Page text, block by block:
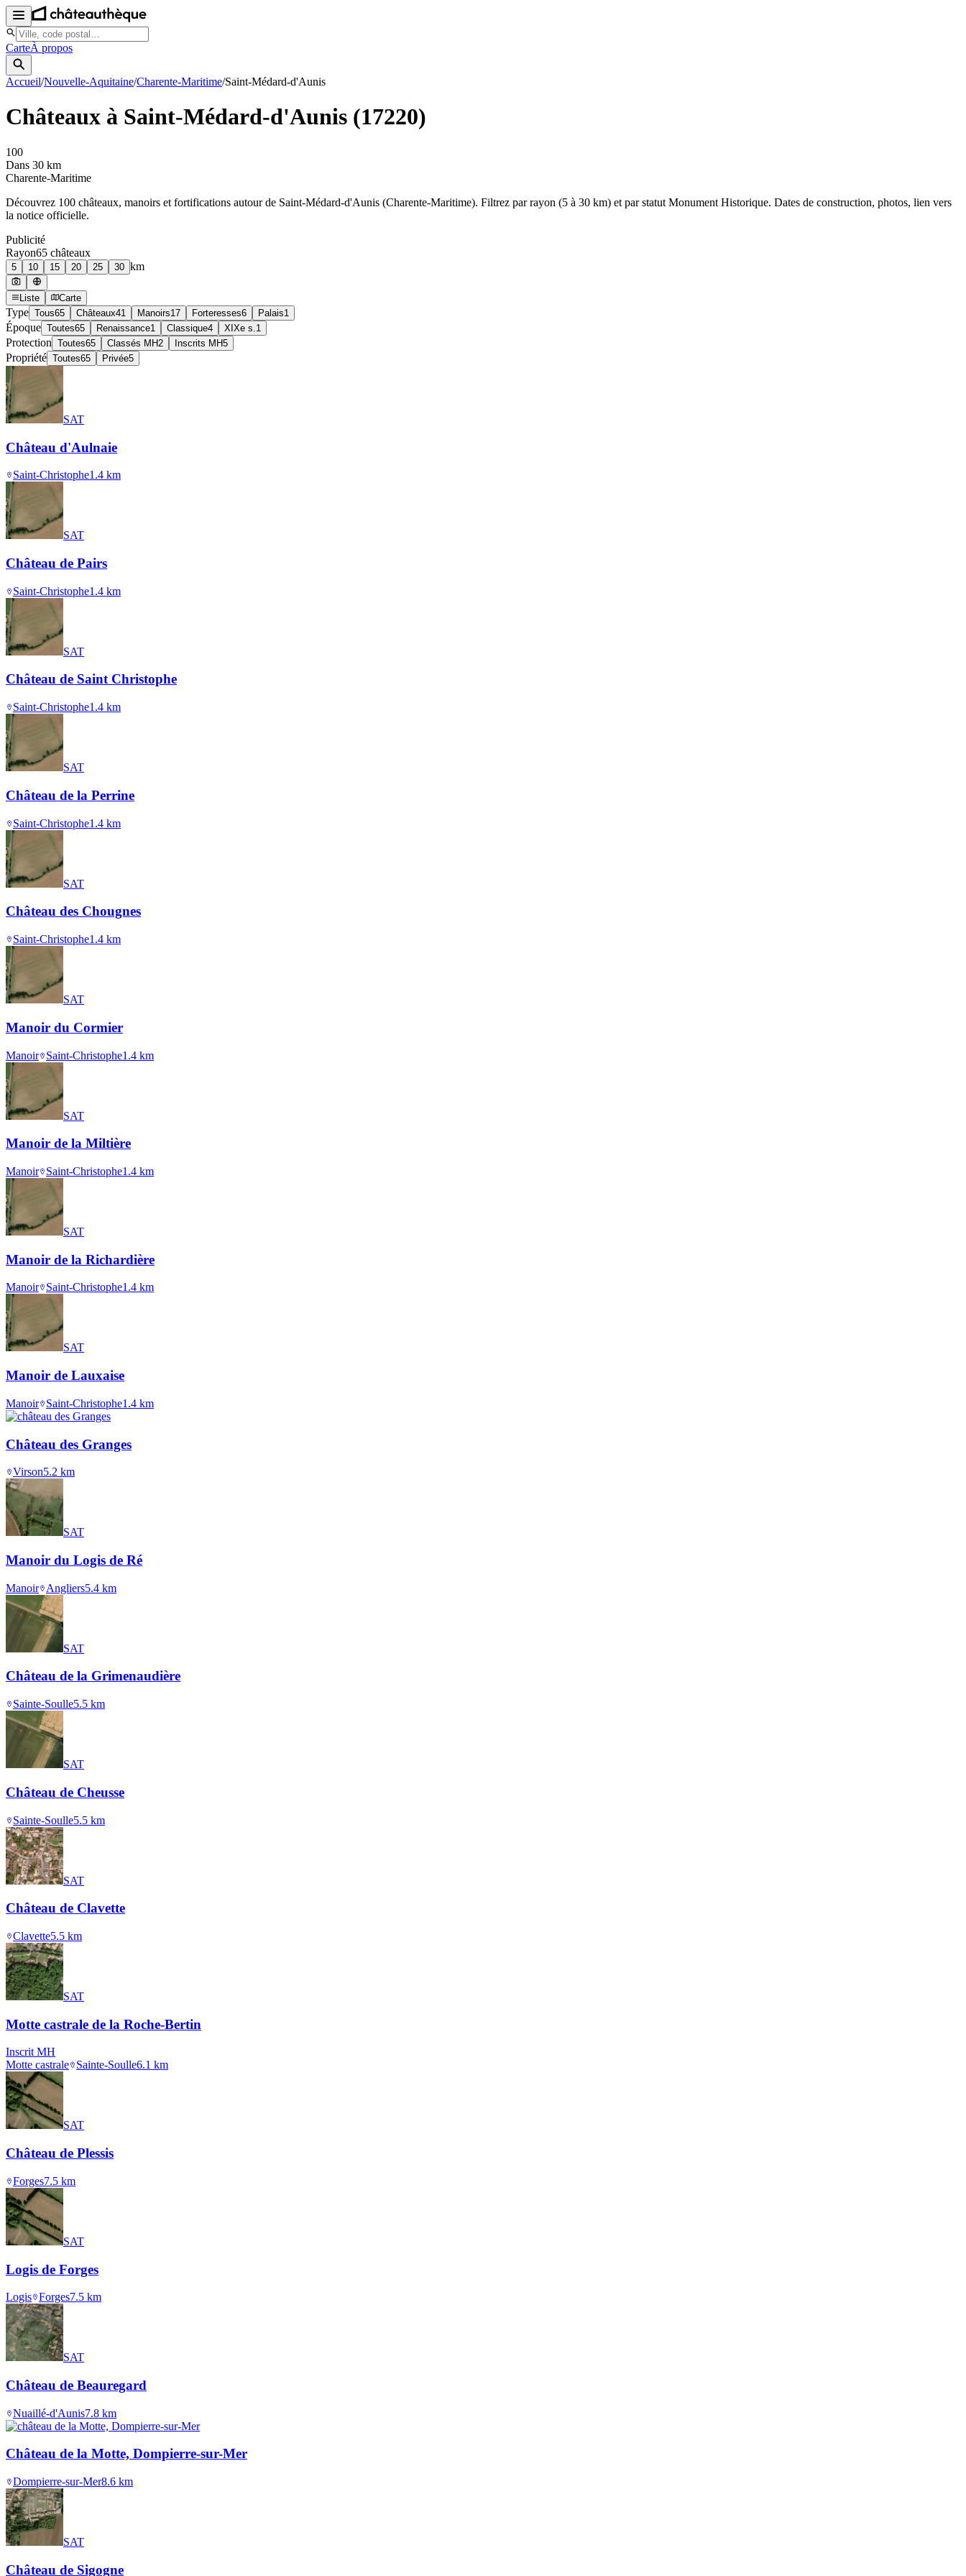
CarteÀ propos
Accueil/Nouvelle-Aquitaine/Charente-Maritime/Saint-Médard-d'Aunis
Châteaux à Saint-Médard-d'Aunis (17220)
100
Dans 30 km
Charente-Maritime
Découvrez 100 châteaux, manoirs et fortifications autour de Saint-Médard-d'Aunis (Charente-Maritime). Filtrez par rayon (5 à 30 km) et par statut Monument Historique. Dates de construction, photos, lien vers
la notice officielle.
Publicité
Rayon65 châteaux
5 10 15 20 25 30 km
Liste Carte
Type Tous65 Châteaux41 Manoirs17 Forteresses6 Palais1
Époque Toutes65 Renaissance1 Classique4 XIXe s. 1
Protection Toutes65 Classés MH2 Inscrits MH5
Propriété Toutes65 Privée5
SAT
Château d'Aulnaie
Saint-Christophe1.4 km
SAT
Château de Pairs
Saint-Christophe1.4 km
SAT
Château de Saint Christophe
Saint-Christophe1.4 km
SAT
Château de la Perrine
Saint-Christophe1.4 km
SAT
Château des Chougnes
Saint-Christophe1.4 km
SAT
Manoir du Cormier
Manoir Saint-Christophe1.4 km
SAT
Manoir de la Miltière
Manoir Saint-Christophe1.4 km
SAT
Manoir de la Richardière
Manoir Saint-Christophe1.4 km
SAT
Manoir de Lauxaise
Manoir Saint-Christophe1.4 km
Château des Granges
Virson5.2 km
SAT
Manoir du Logis de Ré
Manoir Angliers5.4 km
SAT
Château de la Grimenaudière
Sainte-Soulle5.5 km
SAT
Château de Cheusse
Sainte-Soulle5.5 km
SAT
Château de Clavette
Clavette5.5 km
SAT
Motte castrale de la Roche-Bertin
Inscrit MH
Motte castrale
Sainte-Soulle6.1 km
SAT
Château de Plessis
Forges7.5 km
SAT
Logis de Forges
Logis Forges7.5 km
SAT
Château de Beauregard
Nuaillé-d'Aunis7.8 km
Château de la Motte, Dompierre-sur-Mer
Dompierre-sur-Mer8.6 km
SAT
Château de Sigogne